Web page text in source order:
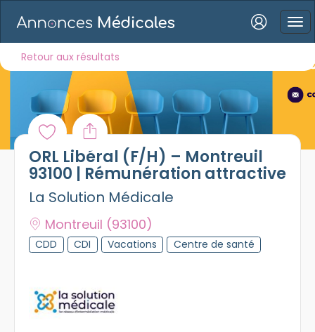
Mot de passe oublié ?
Connexion
Se connecter avec Google
Se connecter avec LinkedIn
Retour aux résultats
ORL Libéral (F/H) – Montreuil
93100 | Rémunération attractive
La Solution Médicale
Montreuil (93100)
CDD CDI Vacations Centre de santé